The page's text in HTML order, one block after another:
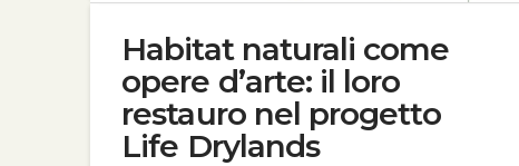
Habitat naturali come
opere d’arte: il loro
restauro nel progetto
Life Drylands